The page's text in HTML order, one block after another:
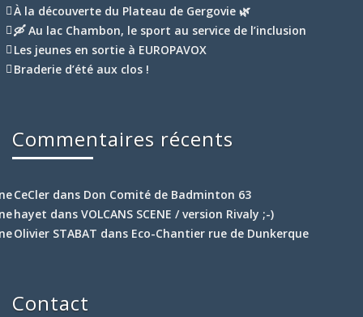
À la découverte du Plateau de Gergovie 🌿
🛶 Au lac Chambon, le sport au service de l’inclusion
Les jeunes en sortie à EUROPAVOX
Braderie d’été aux clos !
Commentaires récents
CeCler dans Don Comité de Badminton 63
hayet dans VOLCANS SCENE / version Rivaly ;-)
Olivier STABAT dans Eco-Chantier rue de Dunkerque
Contact